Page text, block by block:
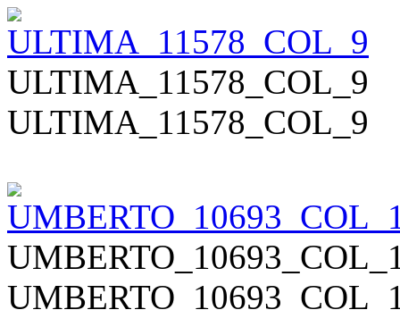
ULTIMA_11578_COL_9
ULTIMA_11578_COL_9